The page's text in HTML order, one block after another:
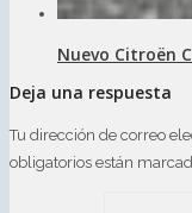
Nuevo Citroën
Deja una respuesta
Tu dirección de correo
obligatorios están